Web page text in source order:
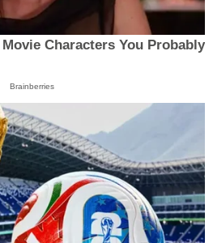
Characters You Probably
Brainberries